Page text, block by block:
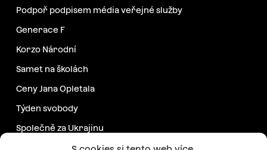
Podpoř podpisem média veřejné služby
Generace F
Korzo Národní
Samet na školách
Ceny Jana Opletala
Týden svobody
Společně za Ukrajinu
Další projekty